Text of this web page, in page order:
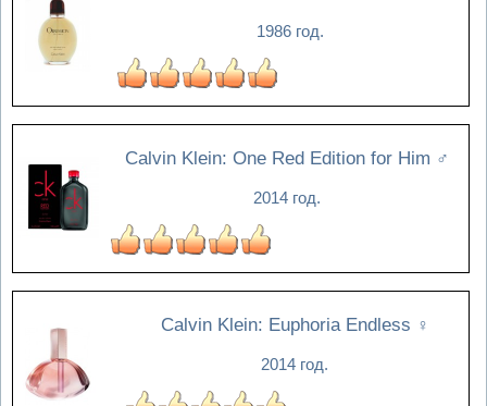
1986 год.
Calvin Klein: One Red Edition for Him ♂
2014 год.
Calvin Klein: Euphoria Endless ♀
2014 год.